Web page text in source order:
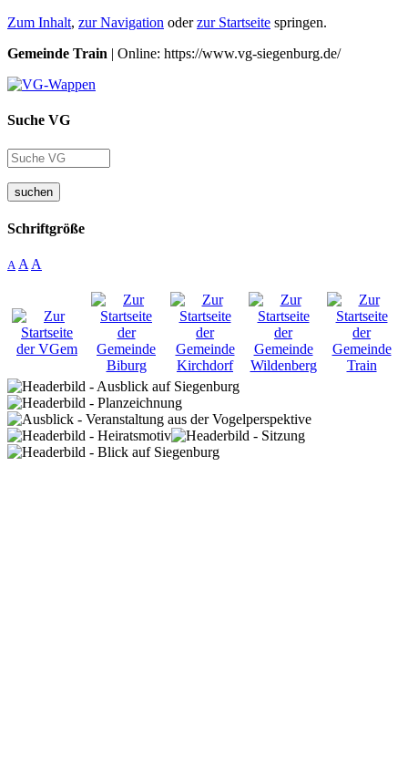
Zum Inhalt, zur Navigation oderzur Startseite springen.
Gemeinde Train | Online: https://www.vg-siegenburg.de/
Suche VG
suchen
Schriftgröße
A A A